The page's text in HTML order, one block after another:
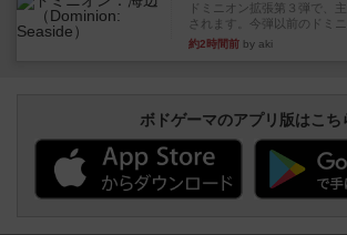
ドミニオン拡張第３弾で、
されます。今弾以前のドミニ
約2時間前 by aki
ボドゲーマのアプリ版はこち